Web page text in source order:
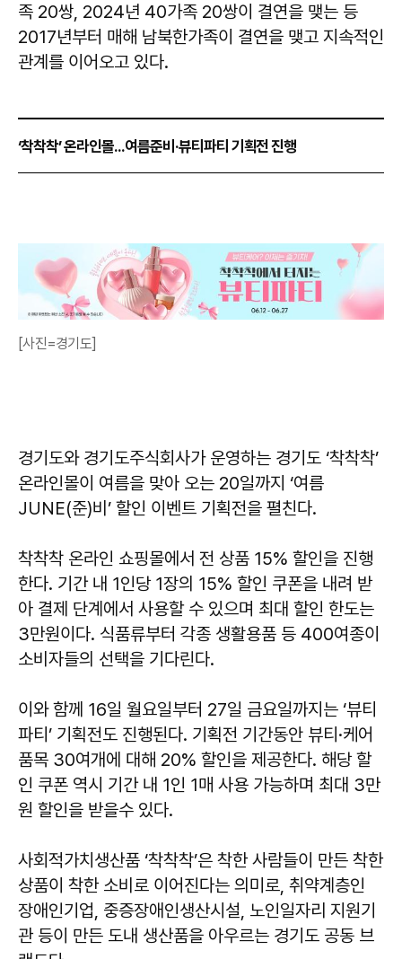
족 20쌍, 2024년 40가족 20쌍이 결연을 맺는 등
2017년부터 매해 남북한가족이 결연을 맺고 지속적인
관계를 이어오고 있다.
‘착착착’ 온라인몰...여름준비·뷰티파티 기획전 진행
[사진=경기도]
경기도와 경기도주식회사가 운영하는 경기도 ‘착착착’
온라인몰이 여름을 맞아 오는 20일까지 ‘여름
JUNE(준)비’ 할인 이벤트 기획전을 펼친다.
착착착 온라인 쇼핑몰에서 전 상품 15% 할인을 진행
한다. 기간 내 1인당 1장의 15% 할인 쿠폰을 내려 받
아 결제 단계에서 사용할 수 있으며 최대 할인 한도는
3만원이다. 식품류부터 각종 생활용품 등 400여종이
소비자들의 선택을 기다린다.
이와 함께 16일 월요일부터 27일 금요일까지는 ‘뷰티
파티’ 기획전도 진행된다. 기획전 기간동안 뷰티·케어
품목 30여개에 대해 20% 할인을 제공한다. 해당 할
인 쿠폰 역시 기간 내 1인 1매 사용 가능하며 최대 3만
원 할인을 받을수 있다.
사회적가치생산품 ‘착착착’은 착한 사람들이 만든 착한
상품이 착한 소비로 이어진다는 의미로, 취약계층인
장애인기업, 중증장애인생산시설, 노인일자리 지원기
관 등이 만든 도내 생산품을 아우르는 경기도 공동 브